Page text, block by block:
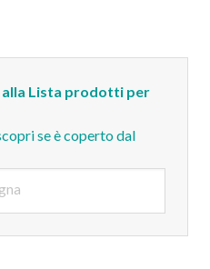
alla Lista prodotti per
se è coperto dal